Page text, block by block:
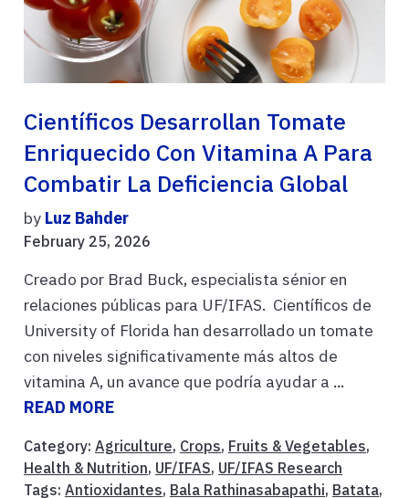
Científicos Desarrollan Tomate
Enriquecido Con Vitamina A Para
Combatir La Deficiencia Global
by Luz Bahder
February 25, 2026
Creado por Brad Buck, especialista sénior en
relaciones públicas para UF/IFAS. Científicos de
University of Florida han desarrollado un tomate
con niveles significativamente más altos de
vitamina A, un avance que podría ayudar a ...
READ MORE
Category: Agriculture, Crops, Fruits & Vegetables,
Health & Nutrition, UF/IFAS, UF/IFAS Research
Tags: Antioxidantes, Bala Rathinasabapathi, Batata,